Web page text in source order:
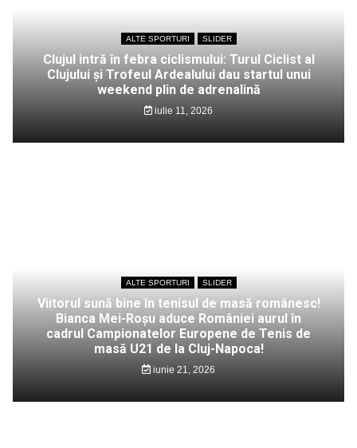
ALTE SPORTURI SLIDER
Clujul intră în febra ciclismului: Turul Ciclist al
Clujului și Trofeul Ardealului dau startul unui
weekend plin de adrenalină
iulie 11, 2026
ALTE SPORTURI SLIDER
Viitorul sună bine în tenisul de masă românesc!
Bianca Mei-Roșu aduce României aurul în
cadrul Campionatelor Europene de Tenis de
masă U21 de la Cluj-Napoca!
iunie 21, 2026